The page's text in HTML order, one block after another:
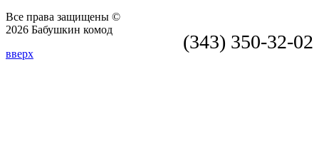
(343) 350-32-02
Все права защищены ©
2026 Бабушкин комод
вверх